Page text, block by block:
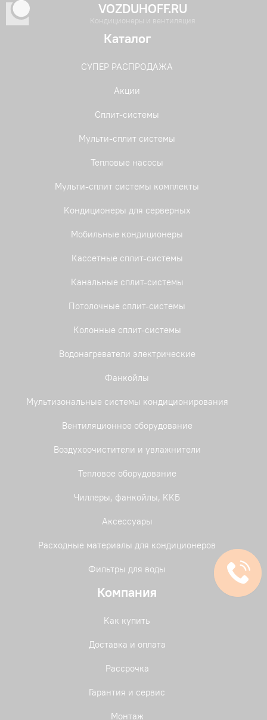
VOZDUHOFF.RU
Кондиционеры и вентиляция
Каталог
СУПЕР РАСПРОДАЖА
Акции
Сплит-системы
Мульти-сплит системы
Тепловые насосы
Мульти-сплит системы комплекты
Кондиционеры для серверных
Мобильные кондиционеры
Кассетные сплит-системы
Канальные сплит-системы
Потолочные сплит-системы
Колонные сплит-системы
Водонагреватели электрические
Фанкойлы
Мультизональные системы кондиционирования
Вентиляционное оборудование
Воздухоочистители и увлажнители
Тепловое оборудование
Чиллеры, фанкойлы, ККБ
Аксессуары
Расходные материалы для кондиционеров
Фильтры для воды
Компания
Как купить
Доставка и оплата
Рассрочка
Гарантия и сервис
Монтаж